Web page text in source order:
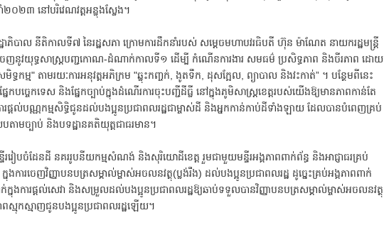
២០២៣ នៅបរិវេណវត្តអន្លុងស្លែង។
ដ្ឋាភិបាល នីតិកាលទី៧ នៃរដ្ឋសភា ក្រោមការដឹកនាំរបស់ សម្តេចមហាបវរធិបតី ហ៊ុន ម៉ាណែត នាយករដ្ឋមន្ត្រី
ក់ចេញនូវយុទ្ធសាស្ត្របញ្ជកោណ-ដំណាក់កាលទី១ ដើម្បី កំណើនការងារ សមធម៌ ប្រសិទ្ធភាព និងចីរភាព ដោយ
ទ្ធកម្ម" តាមរយៈការអនុវត្តអភិក្រម "ឆ្លុះកញ្ចក់, ងូតទឹក, ដុសក្អែល, ព្យាបាល និងវះកាត់” ។ បន្ថែមពីនេះ
ផ្នែកបច្ចេកទេស និងផ្នែកច្បាប់ក្នុងដំណើរការចុះបញ្ជីដីធ្លី នៅក្នុងភូមិសាស្ត្រខេត្តរបស់យើងឱ្យមានភាពកាន់តែ
រផ្តល់បណ្ណកម្មសិទ្ធិជូនដល់បងប្អូនប្រជាពលរដ្ឋជាម្ចាស់ដី និងអ្នកកាន់កាប់ដីទាំងឡាយ ដែលបានបំពេញគ្រប់
តាមច្បាប់ និងបទដ្ឋានគតិយុត្តជាធរមាន។
ទីររៀបចំដែនដី នគររូបនីយកម្មសំណង់ និងសុរិយោដីខេត្ត រួមជាមួយមន្ទីរអង្គភាពពាក់ព័ន្ធ និងអាជ្ញាធរគ្រប់
ការចេញវិញ្ញាបនបត្រសម្គាល់ម្ចាស់អចលនវត្ថុ(ប្លង់រឹង) ដល់បងប្អូនប្រជាពលរដ្ឋ ដូច្នេះគ្រប់អង្គភាពពាក់
នុងការផ្ដល់សេវា និងសម្រួលដល់បងប្អូនប្រជាពលរដ្ឋឱ្យឆាប់ទទួលបានវិញ្ញាបនបត្រសម្គាល់ម្ចាស់អចលនវត្ថុ
ពស្មុកស្មាញជូនបងប្អូនប្រជាពលរដ្ឋឡើយ។